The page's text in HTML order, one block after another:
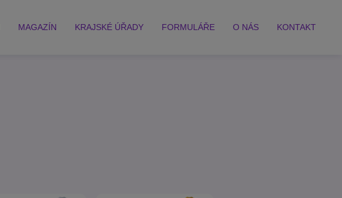
MAGAZÍN KRAJSKÉ ÚŘADY FORMULÁŘE O NÁS KONTAKT